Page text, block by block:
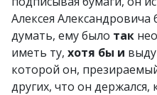
Алексея
думать, ему было так
иметь ту, хотя бы и
которой он,
других, что он держался,